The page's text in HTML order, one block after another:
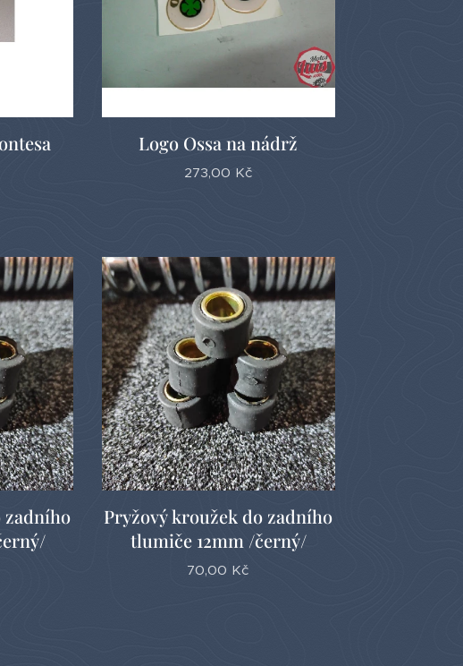
Logo Ossa na nádrž
273,00 Kč
zadního
Pryžový kroužek do zadního
tlumiče 12mm /černý/
70,00 Kč